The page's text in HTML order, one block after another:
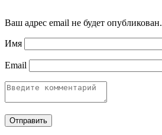
Ваш адрес email не будет опубликован.
Имя
Email